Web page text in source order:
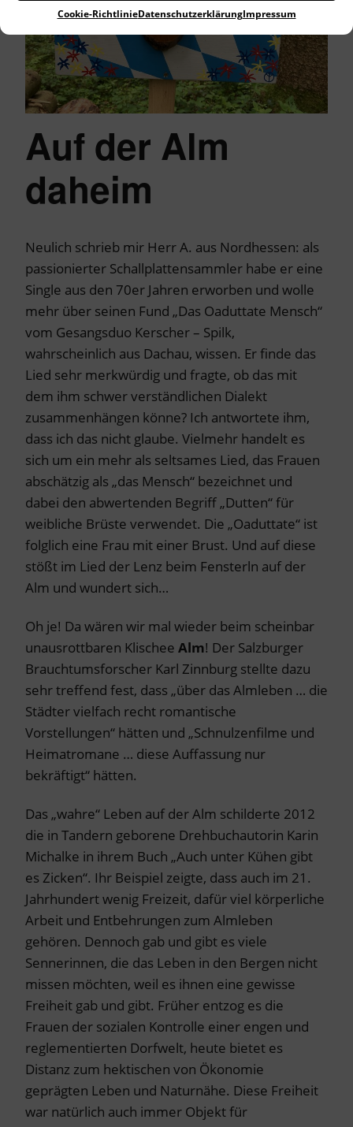
Cookie-RichtlinieDatenschutzerklärungImpressum
Auf der Alm
daheim
Neulich schrieb mir Herr A. aus Nordhessen: als
passionierter Schallplattensammler habe er eine
Single aus den 70er Jahren erworben und wolle
mehr über seinen Fund „Das Oaduttate Mensch“
vom Gesangsduo Kerscher – Spilk,
wahrscheinlich aus Dachau, wissen. Er finde das
Lied sehr merkwürdig und fragte, ob das mit
dem ihm schwer verständlichen Dialekt
zusammenhängen könne? Ich antwortete ihm,
dass ich das nicht glaube. Vielmehr handelt es
sich um ein mehr als seltsames Lied, das Frauen
abschätzig als „das Mensch“ bezeichnet und
dabei den abwertenden Begriff „Dutten“ für
weibliche Brüste verwendet. Die „Oaduttate“ ist
folglich eine Frau mit einer Brust. Und auf diese
stößt im Lied der Lenz beim Fensterln auf der
Alm und wundert sich…
Oh je! Da wären wir mal wieder beim scheinbar
unausrottbaren Klischee Alm! Der Salzburger
Brauchtumsforscher Karl Zinnburg stellte dazu
sehr treffend fest, dass „über das Almleben … die
Städter vielfach recht romantische
Vorstellungen“ hätten und „Schnulzenfilme und
Heimatromane … diese Auffassung nur
bekräftigt“ hätten.
Das „wahre“ Leben auf der Alm schilderte 2012
die in Tandern geborene Drehbuchautorin Karin
Michalke in ihrem Buch „Auch unter Kühen gibt
es Zicken“. Ihr Beispiel zeigte, dass auch im 21.
Jahrhundert wenig Freizeit, dafür viel körperliche
Arbeit und Entbehrungen zum Almleben
gehören. Dennoch gab und gibt es viele
Sennerinnen, die das Leben in den Bergen nicht
missen möchten, weil es ihnen eine gewisse
Freiheit gab und gibt. Früher entzog es die
Frauen der sozialen Kontrolle einer engen und
reglementierten Dorfwelt, heute bietet es
Distanz zum hektischen von Ökonomie
geprägten Leben und Naturnähe. Diese Freiheit
war natürlich auch immer Objekt für